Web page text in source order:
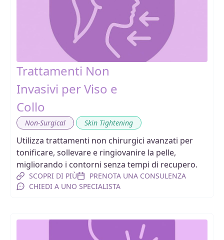
Trattamenti Non
Invasivi per Viso e
Collo
Non-Surgical Skin Tightening
Utilizza trattamenti non chirurgici avanzati per
tonificare, sollevare e ringiovanire la pelle,
migliorando i contorni senza tempi di recupero.
SCOPRI DI PIÙ
PRENOTA UNA CONSULENZA
CHIEDI A UNO SPECIALISTA